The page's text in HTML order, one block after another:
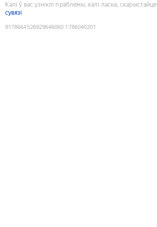
Калі ў вас узніклі праблемы, калі ласка, скарыстайце
сувязі
9178664526929646060:1786040201